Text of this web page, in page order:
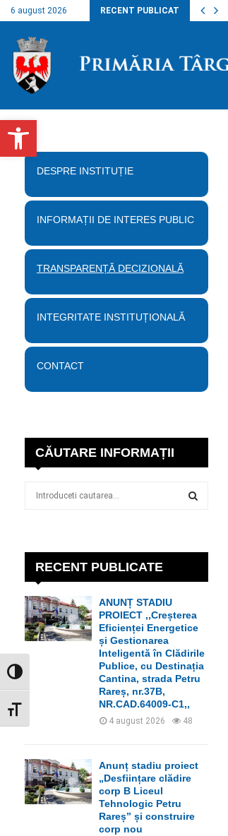
Deschide bara de unelte
GLISOR NIVEL CONTRAST
GLISOR MĂRIME FONT
6 august 2026 RECENT PUBLICAT
lucrărilor…
DESPRE INSTITUȚIE
INFORMAȚII DE INTERES PUBLIC
TRANSPARENȚĂ DECIZIONALĂ
INTEGRITATE INSTITUȚIONALĂ
CONTACT
CĂUTARE INFORMAȚII
r
:
E
A
H
RECENT PUBLICATE
ANUNȚ STADIU
PROIECT ,,Creșterea
Eficienței Energetice
și Gestionarea
Inteligentă în Clădirile
Publice, cu Destinația
Cantina, strada Petru
Rareș, nr.37B,
NR.CAD.64009-C1,,
4 august 2026 48
Anunț stadiu proiect
„Desființare clădire
corp B Liceul
Tehnologic Petru
Rareș” și construire
corp nou